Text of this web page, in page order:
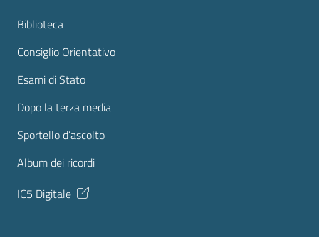
Biblioteca
Consiglio Orientativo
Esami di Stato
Dopo la terza media
Sportello d’ascolto
Album dei ricordi
IC5 Digitale